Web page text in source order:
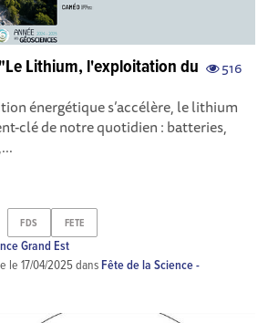
516
Lithium, l'exploitation du
énergétique s’accélère, le lithium
clé de notre quotidien : batteries,
FDS FETE
Grand Est
le17/04/2025dans Fête de la Science -